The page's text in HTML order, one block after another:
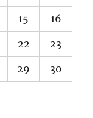
15 16
22 23
29 30